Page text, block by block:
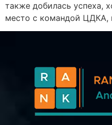
также добилась успеха,
место с командой ЦДКА,